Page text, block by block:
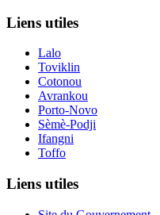
Liens utiles
Lalo
Toviklin
Cotonou
Avrankou
Porto-Novo
Sèmè-Podji
Ifangni
Toffo
Liens utiles